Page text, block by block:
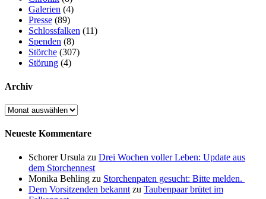
Galerien (4)
Presse (89)
Schlossfalken (11)
Spenden (8)
Störche (307)
Störung (4)
Archiv
Archiv
Neueste Kommentare
Schorer Ursula zu Drei Wochen voller Leben: Update aus
dem Storchennest
Monika Behling zu Storchenpaten gesucht: Bitte melden.
Dem Vorsitzenden bekannt zu Taubenpaar brütet im